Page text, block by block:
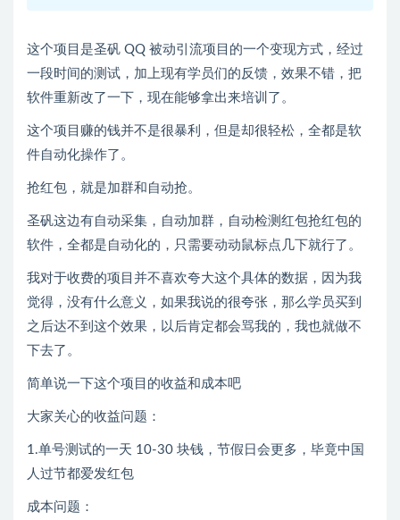
这个项目是圣矾 QQ 被动引流项目的一个变现方式，经过
一段时间的测试，加上现有学员们的反馈，效果不错，把
软件重新改了一下，现在能够拿出来培训了。
这个项目赚的钱并不是很暴利，但是却很轻松，全都是软
件自动化操作了。
抢红包，就是加群和自动抢。
圣矾这边有自动采集，自动加群，自动检测红包抢红包的
软件，全都是自动化的，只需要动动鼠标点几下就行了。
我对于收费的项目并不喜欢夸大这个具体的数据，因为我
觉得，没有什么意义，如果我说的很夸张，那么学员买到
之后达不到这个效果，以后肯定都会骂我的，我也就做不
下去了。
简单说一下这个项目的收益和成本吧
大家关心的收益问题：
1.单号测试的一天 10-30 块钱，节假日会更多，毕竟中国
人过节都爱发红包
成本问题：